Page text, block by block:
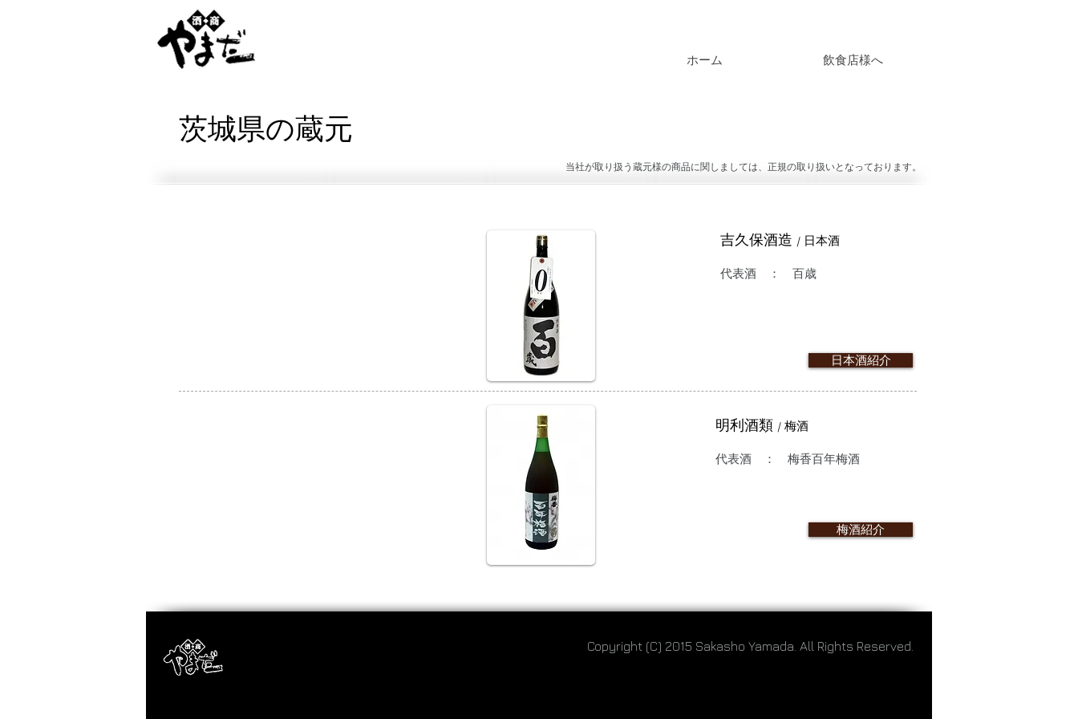
ホーム 飲食店様へ
茨城県の蔵元
当社が取り扱う蔵元様の商品に関しましては、正規の取り扱いとなっております。
吉久保酒造 / 日本酒
代表酒 ： 百歳
日本酒紹介
明利酒類 / 梅酒
代表酒 ： 梅香百年梅酒
梅酒紹介
Copyright (C) 2015 Sakasho Yamada. All Rights Reserved.